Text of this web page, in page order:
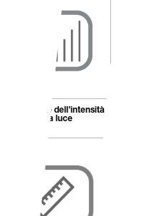
Regolazione dell’intensità
della luce